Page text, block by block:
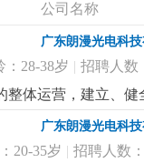
公司名称
广东朗漫光电科
：28-38岁 | 招聘人数
整体运营，建立、
司整体销售目标年
队管理和建设，对
行端正、要求有良
广东朗漫光电科
20-35岁 | 招聘人数